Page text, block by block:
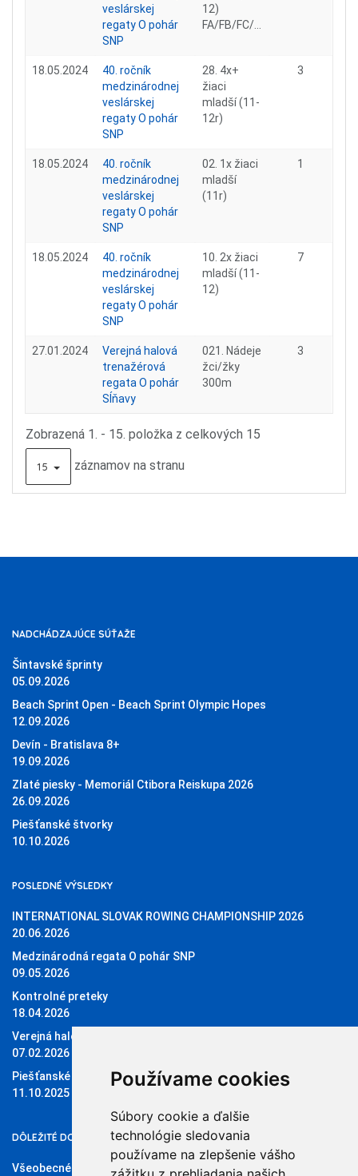
Používame cookies
Súbory cookie a ďalšie
technológie sledovania
používame na zlepšenie vášho
veslárskej
regaty O pohár
SNP
12)
FA/FB/FC/...
18.05.2024
40. ročník
medzinárodnej
veslárskej
regaty O pohár
SNP
28. 4x+
žiaci
mladší (11-
12r)
3
18.05.2024
40. ročník
medzinárodnej
veslárskej
regaty O pohár
SNP
02. 1x žiaci
mladší
(11r)
1
18.05.2024
40. ročník
medzinárodnej
veslárskej
regaty O pohár
SNP
10. 2x žiaci
mladší (11-
12)
7
27.01.2024
Verejná halová
trenažérová
regata O pohár
Sĺňavy
021. Nádeje
žci/žky
300m
3
Zobrazená 1. - 15. položka z celkových 15
15 záznamov na stranu
NADCHÁDZAJÚCE SÚŤAŽE
Šintavské šprinty
05.09.2026
Beach Sprint Open - Beach Sprint Olympic Hopes
12.09.2026
Devín - Bratislava 8+
19.09.2026
Zlaté piesky - Memoriál Ctibora Reiskupa 2026
26.09.2026
Piešťanské štvorky
10.10.2026
POSLEDNÉ VÝSLEDKY
INTERNATIONAL SLOVAK ROWING CHAMPIONSHIP 2026
20.06.2026
Medzinárodná regata O pohár SNP
09.05.2026
Kontrolné preteky
18.04.2026
Verejná halová regata O pohár Sĺňavy
07.02.2026
Piešťanské štvorky 11.10.2025
11.10.2025
DÔLEŽITÉ DOKUMENTY
Všeobecné obchodné podmienky